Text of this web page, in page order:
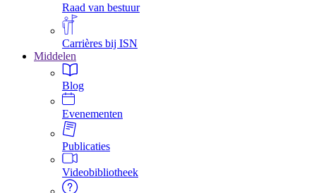
Raad van bestuur
Carrières bij ISN
Middelen
Blog
Evenementen
Publicaties
Videobibliotheek